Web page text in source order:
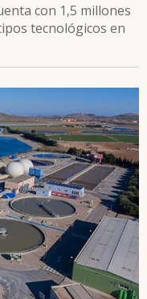
con 1,5 millones
tecnológicos en